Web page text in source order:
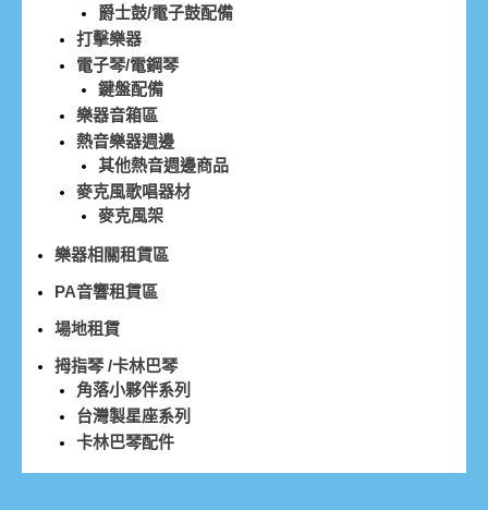
爵士鼓/電子鼓配備
打擊樂器
電子琴/電鋼琴
鍵盤配備
樂器音箱區
熱音樂器週邊
其他熱音週邊商品
麥克風歌唱器材
麥克風架
樂器相關租賃區
PA音響租賃區
場地租賃
拇指琴 /卡林巴琴
角落小夥伴系列
台灣製星座系列
卡林巴琴配件